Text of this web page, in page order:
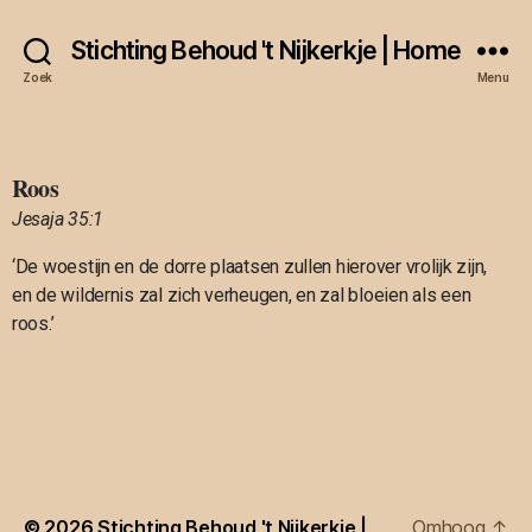
Zoek
Stichting Behoud 't Nijkerkje | Home
Menu
Roos
Jesaja 35:1
‘De woestijn en de dorre plaatsen zullen hierover vrolijk zijn,
en de wildernis zal zich verheugen, en zal bloeien als een
roos.’
© 2026Stichting Behoud 't Nijkerkje | Omhoog ↑